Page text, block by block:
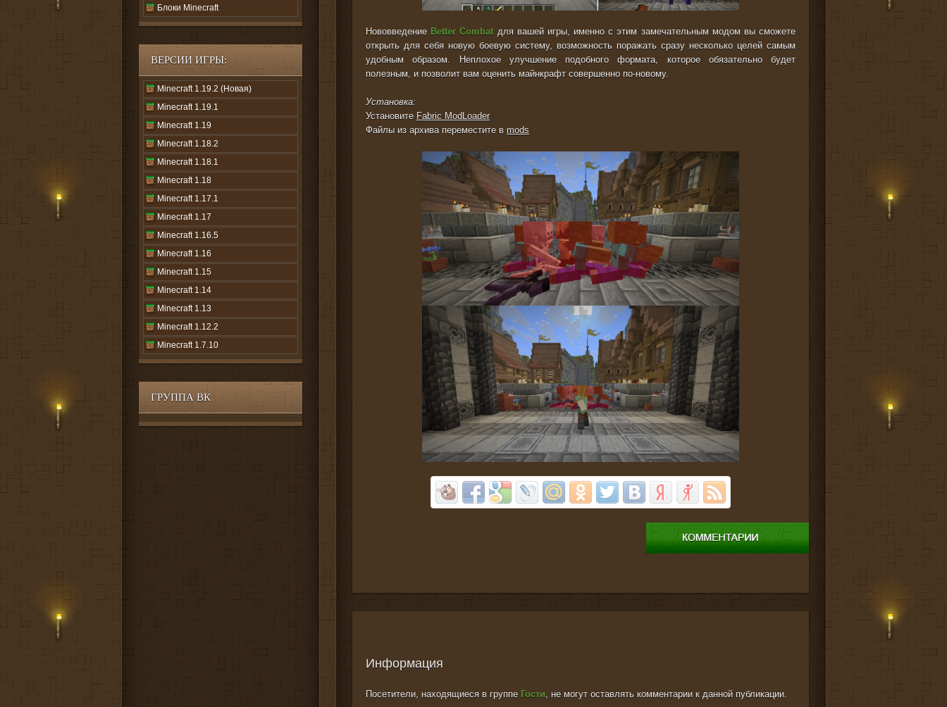
Блоки Minecraft
ВЕРСИИ ИГРЫ:
Minecraft 1.19.2 (Новая)
Minecraft 1.19.1
Minecraft 1.19
Minecraft 1.18.2
Minecraft 1.18.1
Minecraft 1.18
Minecraft 1.17.1
Minecraft 1.17
Minecraft 1.16.5
Minecraft 1.16
Minecraft 1.15
Minecraft 1.14
Minecraft 1.13
Minecraft 1.12.2
Minecraft 1.7.10
ГРУППА ВК
Нововведение Better Combat для вашей игры, именно с этим замечательным модом вы сможете
открыть для себя новую боевую систему, возможность поражать сразу несколько целей самым
удобным образом. Неплохое улучшение подобного формата, которое обязательно будет
полезным, и позволит вам оценить майнкрафт совершенно по-новому.
Установка:
Установите Fabric ModLoader
Файлы из архива переместите в mods
Информация
Посетители, находящиеся в группе Гости, не могут оставлять комментарии к данной публикации.